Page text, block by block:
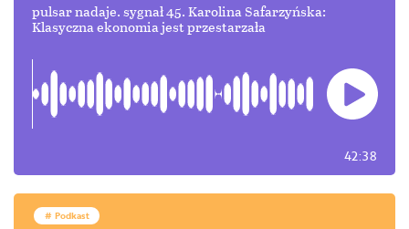
pulsar nadaje. sygnał 45. Karolina Safarzyńska:
Klasyczna ekonomia jest przestarzała
42:38
Podkast